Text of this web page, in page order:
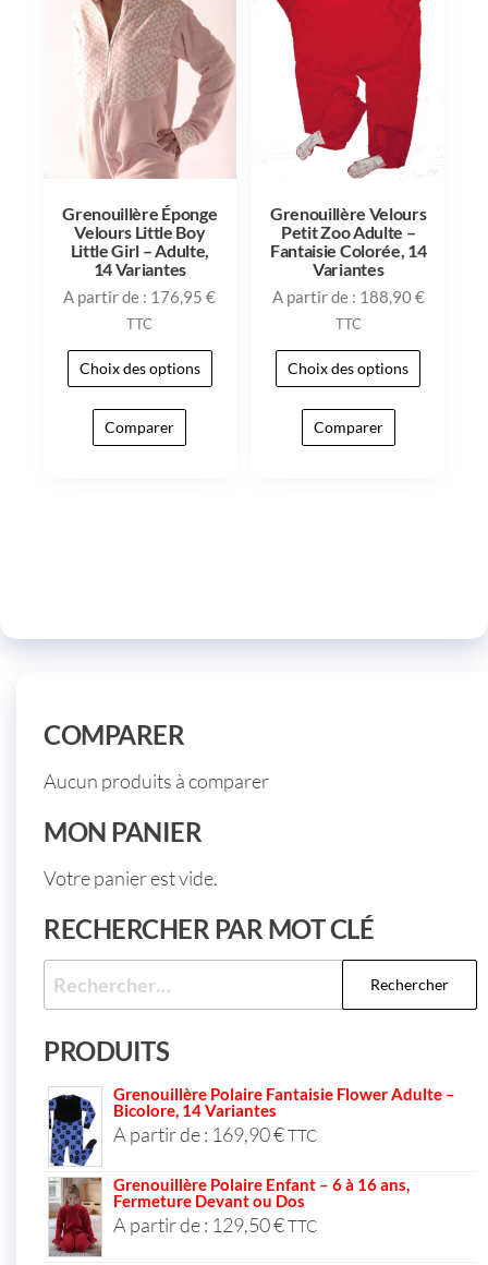
Grenouillère Éponge
Velours Little Boy
Little Girl – Adulte,
14 Variantes
A partir de : 176,95€
TTC
Choix des options
Comparer
Grenouillère Velours
Petit Zoo Adulte –
Fantaisie Colorée, 14
Variantes
A partir de : 188,90€
TTC
Choix des options
Comparer
COMPARER
Aucun produits à comparer
MON PANIER
Votre panier est vide.
RECHERCHER PAR MOT CLÉ
PRODUITS
Grenouillère Polaire Fantaisie Flower Adulte –
Bicolore, 14 Variantes
A partir de : 169,90€TTC
Grenouillère Polaire Enfant – 6 à 16 ans,
Fermeture Devant ou Dos
A partir de : 129,50€TTC